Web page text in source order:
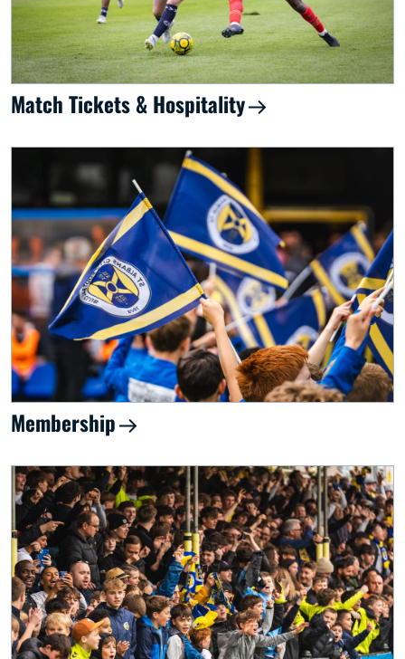
Match Tickets & Hospitality
Membership